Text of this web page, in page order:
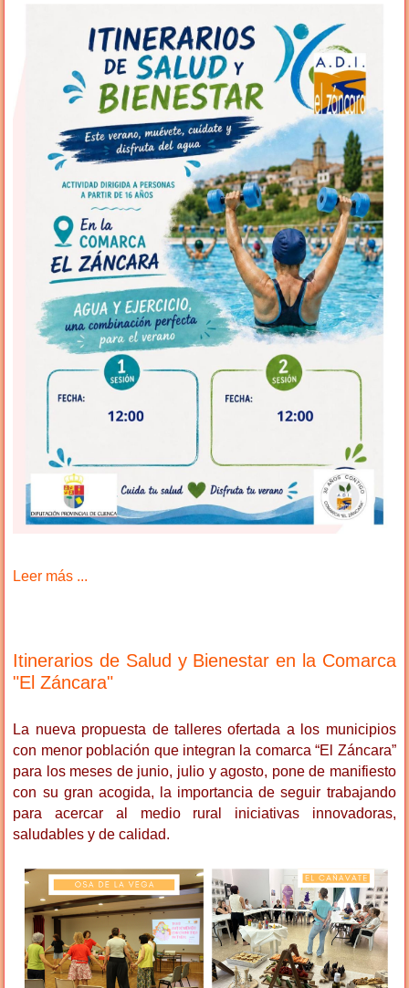
Leer más ...
Itinerarios de Salud y Bienestar en la Comarca
"El Záncara"
La nueva propuesta de talleres ofertada a los municipios
con menor población que integran la comarca “El Záncara”
para los meses de junio, julio y agosto, pone de manifiesto
con su gran acogida, la importancia de seguir trabajando
para acercar al medio rural iniciativas innovadoras,
saludables y de calidad.